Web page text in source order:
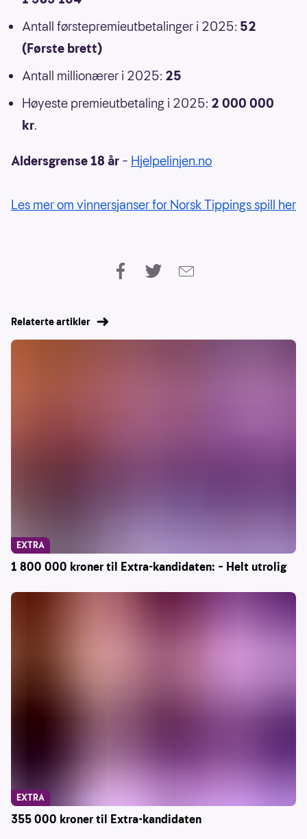
Antall førstepremieutbetalinger i 2025: 52
(Første brett)
Antall millionærer i 2025: 25
Høyeste premieutbetaling i 2025: 2 000 000
kr.
Aldersgrense 18 år – Hjelpelinjen.no
Les mer om vinnersjanser for Norsk Tippings spill her
Relaterte artikler
1 800 000 kroner til Extra-kandidaten: – Helt utrolig
EXTRA
355 000 kroner til Extra-kandidaten
EXTRA